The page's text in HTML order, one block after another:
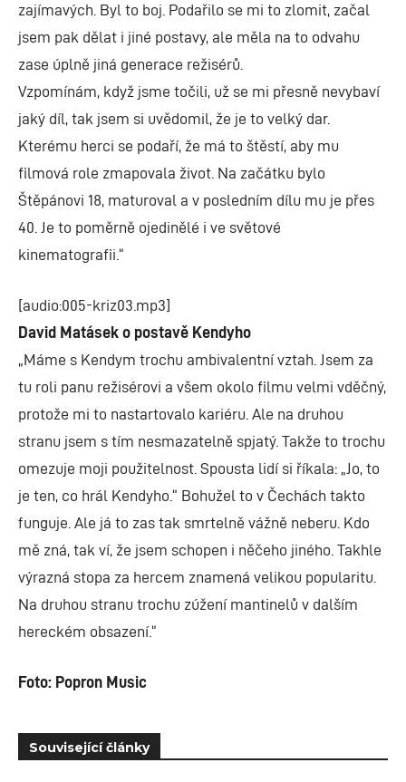
zajímavých. Byl to boj. Podařilo se mi to zlomit, začal
jsem pak dělat i jiné postavy, ale měla na to odvahu
zase úplně jiná generace režisérů.
Vzpomínám, když jsme točili, už se mi přesně nevybaví
jaký díl, tak jsem si uvědomil, že je to velký dar.
Kterému herci se podaří, že má to štěstí, aby mu
filmová role zmapovala život. Na začátku bylo
Štěpánovi 18, maturoval a v posledním dílu mu je přes
40. Je to poměrně ojedinělé i ve světové
kinematografii.“
[audio:005-kriz03.mp3]
David Matásek o postavě Kendyho
„Máme s Kendym trochu ambivalentní vztah. Jsem za
tu roli panu režisérovi a všem okolo filmu velmi vděčný,
protože mi to nastartovalo kariéru. Ale na druhou
stranu jsem s tím nesmazatelně spjatý. Takže to trochu
omezuje moji použitelnost. Spousta lidí si říkala: „Jo, to
je ten, co hrál Kendyho.“ Bohužel to v Čechách takto
funguje. Ale já to zas tak smrtelně vážně neberu. Kdo
mě zná, tak ví, že jsem schopen i něčeho jiného. Takhle
výrazná stopa za hercem znamená velikou popularitu.
Na druhou stranu trochu zúžení mantinelů v dalším
hereckém obsazení.“
Foto: Popron Music
Související články